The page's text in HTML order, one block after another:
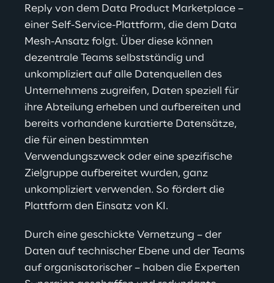
Reply von dem Data Product Marketplace –
einer Self-Service-Plattform, die dem Data
Mesh-Ansatz folgt. Über diese können
dezentrale Teams selbstständig und
unkompliziert auf alle Datenquellen des
Unternehmens zugreifen, Daten speziell für
ihre Abteilung erheben und aufbereiten und
bereits vorhandene kuratierte Datensätze,
die für einen bestimmten
Verwendungszweck oder eine spezifische
Zielgruppe aufbereitet wurden, ganz
unkompliziert verwenden. So fördert die
Plattform den Einsatz von KI.
Durch eine geschickte Vernetzung – der
Daten auf technischer Ebene und der Teams
auf organisatorischer – haben die Experten